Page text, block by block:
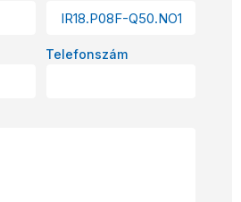
Telefonszám